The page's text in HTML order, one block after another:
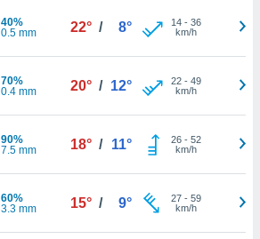
40%
0.5 mm
22° / 8° 14- 36
km/h
70%
0.4 mm
20° / 12° 22- 49
km/h
90%
7.5 mm
18° / 11° 26- 52
km/h
60%
3.3 mm
15° / 9° 27- 59
km/h